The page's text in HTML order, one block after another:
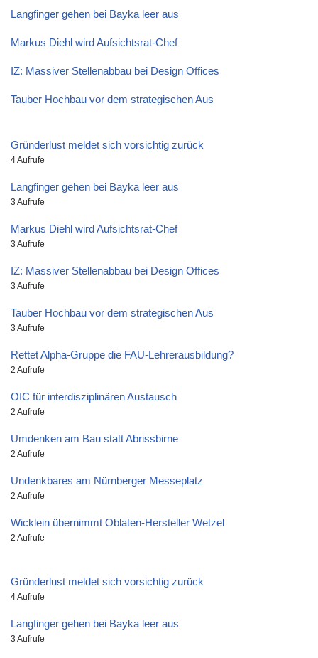
Langfinger gehen bei Bayka leer aus
Markus Diehl wird Aufsichtsrat-Chef
IZ: Massiver Stellenabbau bei Design Offices
Tauber Hochbau vor dem strategischen Aus
Gründerlust meldet sich vorsichtig zurück
4 Aufrufe
Langfinger gehen bei Bayka leer aus
3 Aufrufe
Markus Diehl wird Aufsichtsrat-Chef
3 Aufrufe
IZ: Massiver Stellenabbau bei Design Offices
3 Aufrufe
Tauber Hochbau vor dem strategischen Aus
3 Aufrufe
Rettet Alpha-Gruppe die FAU-Lehrerausbildung?
2 Aufrufe
OIC für interdisziplinären Austausch
2 Aufrufe
Umdenken am Bau statt Abrissbirne
2 Aufrufe
Undenkbares am Nürnberger Messeplatz
2 Aufrufe
Wicklein übernimmt Oblaten-Hersteller Wetzel
2 Aufrufe
Gründerlust meldet sich vorsichtig zurück
4 Aufrufe
Langfinger gehen bei Bayka leer aus
3 Aufrufe